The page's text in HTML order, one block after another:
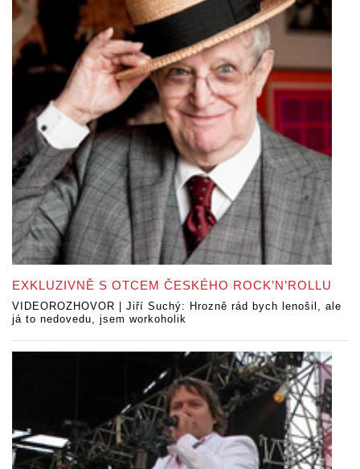
EXKLUZIVNĚ S OTCEM ČESKÉHO ROCK’N’ROLLU
VIDEOROZHOVOR | Jiří Suchý: Hrozně rád bych lenošil, ale
já to nedovedu, jsem workoholik